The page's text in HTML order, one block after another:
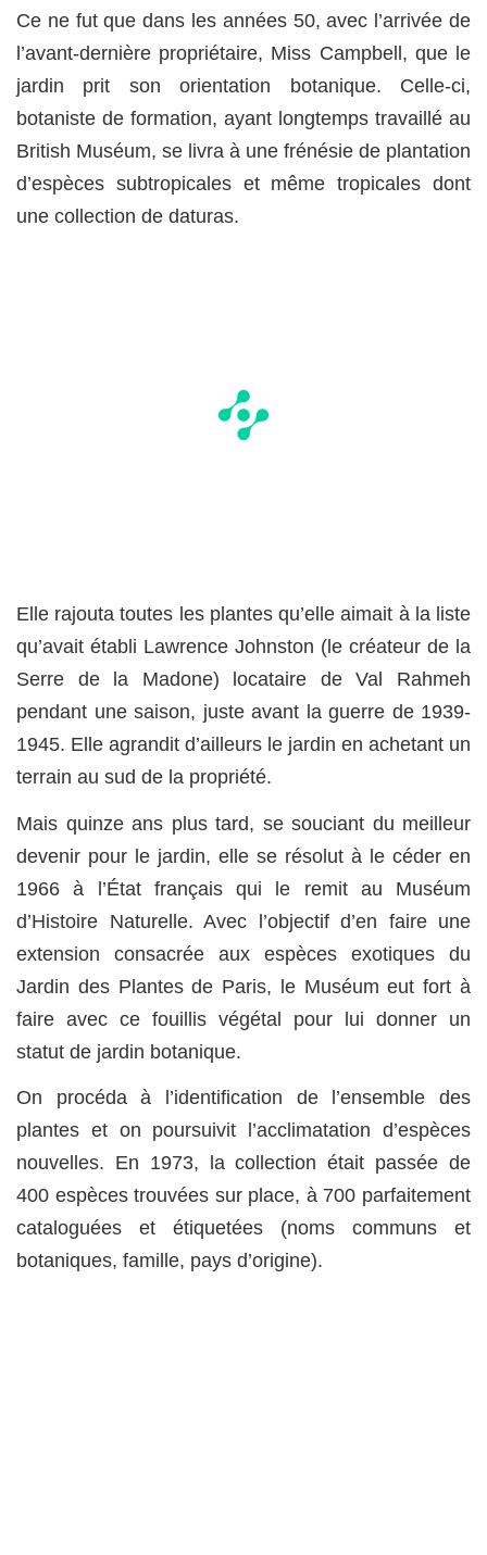
Ce ne fut que dans les années 50, avec l’arrivée de
l’avant-dernière propriétaire, Miss Campbell, que le
jardin prit son orientation botanique. Celle-ci,
botaniste de formation, ayant longtemps travaillé au
British Muséum, se livra à une frénésie de plantation
d’espèces subtropicales et même tropicales dont
une collection de daturas.
Elle rajouta toutes les plantes qu’elle aimait à la liste
qu’avait établi Lawrence Johnston (le créateur de la
Serre de la Madone) locataire de Val Rahmeh
pendant une saison, juste avant la guerre de 1939-
1945. Elle agrandit d’ailleurs le jardin en achetant un
terrain au sud de la propriété.
Mais quinze ans plus tard, se souciant du meilleur
devenir pour le jardin, elle se résolut à le céder en
1966 à l’État français qui le remit au Muséum
d’Histoire Naturelle. Avec l’objectif d’en faire une
extension consacrée aux espèces exotiques du
Jardin des Plantes de Paris, le Muséum eut fort à
faire avec ce fouillis végétal pour lui donner un
statut de jardin botanique.
On procéda à l’identification de l’ensemble des
plantes et on poursuivit l’acclimatation d’espèces
nouvelles. En 1973, la collection était passée de
400 espèces trouvées sur place, à 700 parfaitement
cataloguées et étiquetées (noms communs et
botaniques, famille, pays d’origine).